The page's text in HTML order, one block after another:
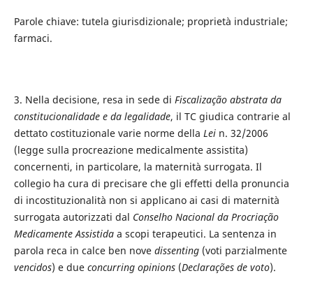
Parole chiave: tutela giurisdizionale; proprietà industriale;
farmaci.
3. Nella decisione, resa in sede di Fiscalização abstrata da
constitucionalidade e da legalidade, il TC giudica contrarie al
dettato costituzionale varie norme della Lein. 32/2006
(legge sulla procreazione medicalmente assistita)
concernenti, in particolare, la maternità surrogata. Il
collegio ha cura di precisare che gli effetti della pronuncia
di incostituzionalità non si applicano ai casi di maternità
surrogata autorizzati dal Conselho Nacional da Procriação
Medicamente Assistidaa scopi terapeutici. La sentenza in
parola reca in calce ben nove dissenting (voti parzialmente
vencidos) e due concurring opinions (Declarações de voto).